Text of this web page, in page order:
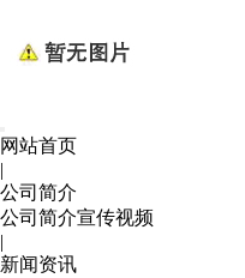
网站首页
|
公司简介
公司简介宣传视频
|
新闻资讯